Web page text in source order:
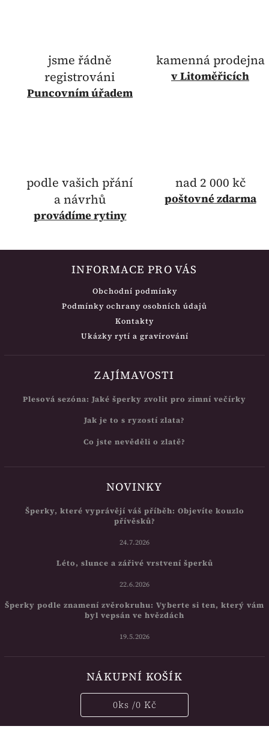
jsme řádně
registrováni
Puncovním úřadem
kamenná prodejna
v Litoměřicích
podle vašich přání
a návrhů
provádíme rytiny
nad 2 000 kč
poštovnézdarma
INFORMACE PRO VÁS
Obchodní podmínky
Podmínky ochrany osobních údajů
Kontakty
Ukázky rytí a gravírování
ZAJÍMAVOSTI
Plesová sezóna: Jaké šperky zvolit pro zimní večírky
Jak je to s ryzostí zlata?
Co jste nevěděli o zlatě?
NOVINKY
Šperky, které vyprávějí váš příběh: Objevíte kouzlo
přívěsků?
24.7.2026
Léto, slunce a zářivé vrstvení šperků
22.6.2026
Šperky podle znamení zvěrokruhu: Vyberte si ten, který vám
byl vepsán ve hvězdách
19.5.2026
NÁKUPNÍ KOŠÍK
0ks /0 Kč